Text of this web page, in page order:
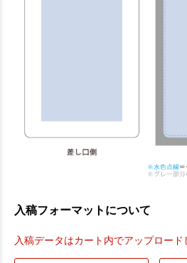
入稿フォーマットについて
入稿データはカート内でアップロード